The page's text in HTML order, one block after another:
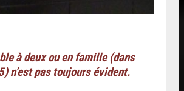
à deux ou en famille (dans
n’est pas toujours évident.